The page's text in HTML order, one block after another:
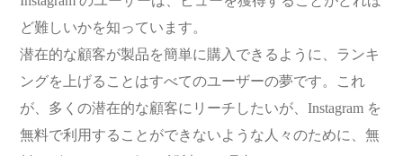
ど難しいかを知っています。
潜在的な顧客が製品を簡単に購入できるように、ランキ
ングを上げることはすべてのユーザーの夢です。これ
が、多くの潜在的な顧客にリーチしたいが、Instagram を
無料で利用することができないような人々のために、無